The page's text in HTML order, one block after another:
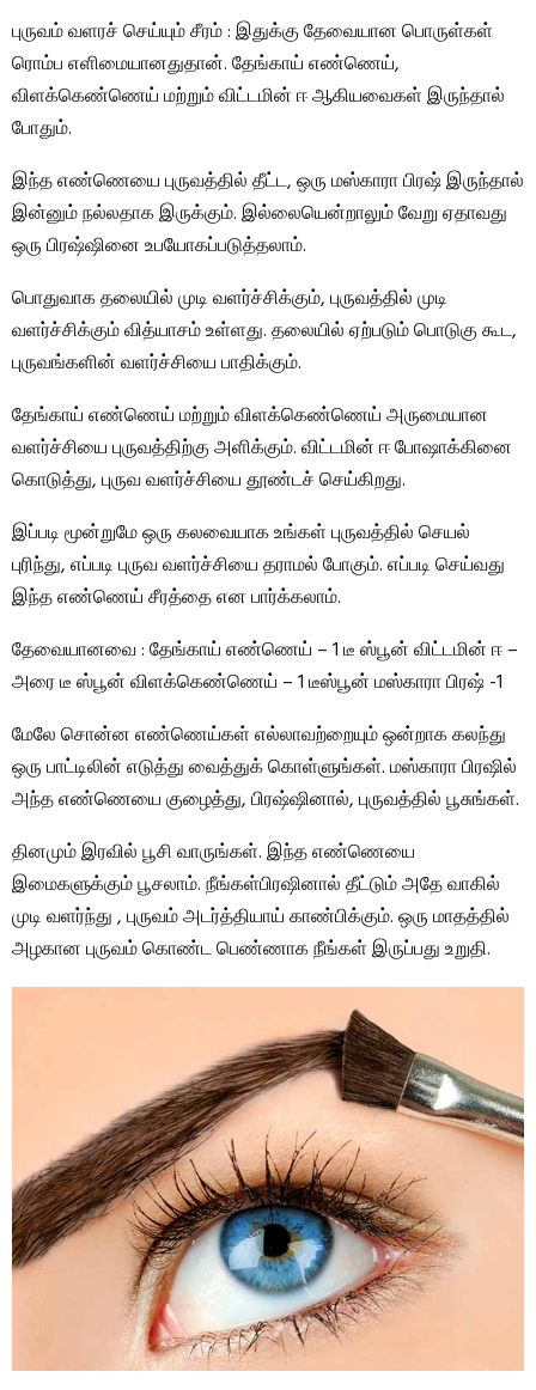
புருவம் வளரச் செய்யும் சீரம் : இதுக்கு தேவையான பொருள்கள்
ரொம்ப எளிமையானதுதான். தேங்காய் எண்ணெய்,
விளக்கெண்ணெய் மற்றும் விட்டமின் ஈ ஆகியவைகள் இருந்தால்
போதும்.
இந்த எண்ணெயை புருவத்தில் தீட்ட, ஒரு மஸ்காரா பிரஷ் இருந்தால்
இன்னும் நல்லதாக இருக்கும். இல்லையென்றாலும் வேறு ஏதாவது
ஒரு பிரஷ்ஷினை உபயோகப்படுத்தலாம்.
பொதுவாக தலையில் முடி வளர்ச்சிக்கும், புருவத்தில் முடி
வளர்ச்சிக்கும் வித்யாசம் உள்ளது. தலையில் ஏற்படும் பொடுகு கூட,
புருவங்களின் வளர்ச்சியை பாதிக்கும்.
தேங்காய் எண்ணெய் மற்றும் விளக்கெண்ணெய் அருமையான
வளர்ச்சியை புருவத்திற்கு அளிக்கும். விட்டமின் ஈ போஷாக்கினை
கொடுத்து, புருவ வளர்ச்சியை தூண்டச் செய்கிறது.
இப்படி மூன்றுமே ஒரு கலவையாக உங்கள் புருவத்தில் செயல்
புரிந்து, எப்படி புருவ வளர்ச்சியை தராமல் போகும். எப்படி செய்வது
இந்த எண்ணெய் சீரத்தை என பார்க்கலாம்.
தேவையானவை : தேங்காய் எண்ணெய் – 1 டீ ஸ்பூன் விட்டமின் ஈ –
அரை டீ ஸ்பூன் விளக்கெண்ணெய் – 1 டீஸ்பூன் மஸ்காரா பிரஷ் -1
மேலே சொன்ன எண்ணெய்கள் எல்லாவற்றையும் ஒன்றாக கலந்து
ஒரு பாட்டிலின் எடுத்து வைத்துக் கொள்ளுங்கள். மஸ்காரா பிரஷில்
அந்த எண்ணெயை குழைத்து, பிரஷ்ஷினால், புருவத்தில் பூசுங்கள்.
தினமும் இரவில் பூசி வாருங்கள். இந்த எண்ணெயை
இமைகளுக்கும் பூசலாம். நீங்கள்பிரஷினால் தீட்டும் அதே வாகில்
முடி வளர்ந்து , புருவம் அடர்த்தியாய் காண்பிக்கும். ஒரு மாதத்தில்
அழகான புருவம் கொண்ட பெண்ணாக நீங்கள் இருப்பது உறுதி.